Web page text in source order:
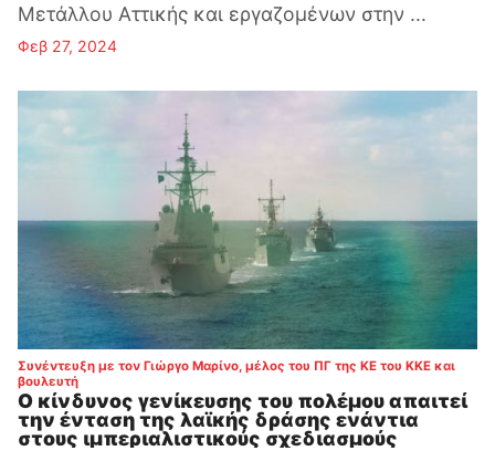
Μετάλλου Αττικής και εργαζομένων στην ...
Φεβ 27, 2024
Συνέντευξη με τον Γιώργο Μαρίνο, μέλος του ΠΓ της ΚΕ του ΚΚΕ και
βουλευτή:
Ο κίνδυνος γενίκευσης του πολέμου απαιτεί
την ένταση της λαϊκής δράσης ενάντια
στους ιμπεριαλιστικούς σχεδιασμούς